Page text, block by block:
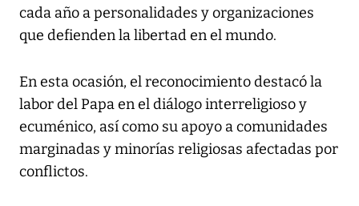
cada año a personalidades y organizaciones
que defienden la libertad en el mundo.
En esta ocasión, el reconocimiento destacó la
labor del Papa en el diálogo interreligioso y
ecuménico, así como su apoyo a comunidades
marginadas y minorías religiosas afectadas por
conflictos.